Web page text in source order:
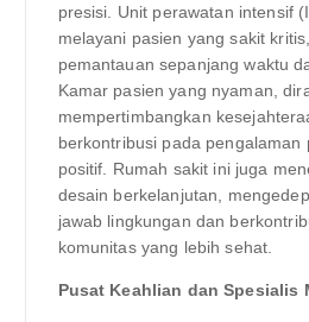
presisi. Unit perawatan intensif
melayani pasien yang sakit
pemantauan sepanjang waktu
Kamar pasien yang nyaman,
mempertimbangkan
berkontribusi pada pengalaman
positif. Rumah sakit ini juga
desain berkelanjutan,
jawab lingkungan dan
komunitas yang lebih sehat.
Pusat Keahlian dan Spesialis